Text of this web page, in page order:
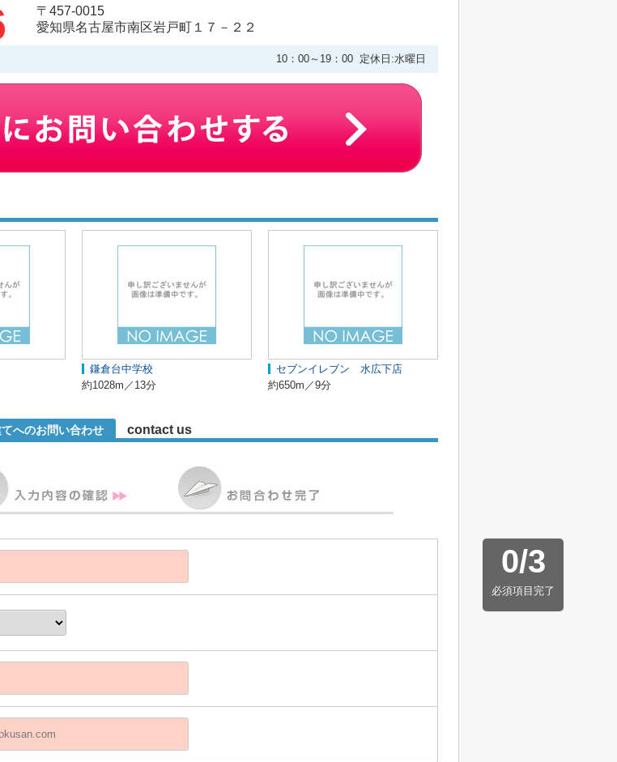
〒457-0015
愛知県名古屋市南区岩戸町１７－２２
10：00～19：00 定休日:水曜日
鎌倉台中学校
約1028m／13分
セブンイレブン 水広下店
約650m／9分
へのお問い合わせ contact us
0/3
必須項目完了